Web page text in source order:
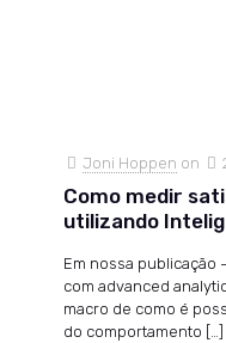
Joni Hoppen on
Como medir
utilizando
Em nossa publicação
com advanced
macro de como é
do comportamento […]